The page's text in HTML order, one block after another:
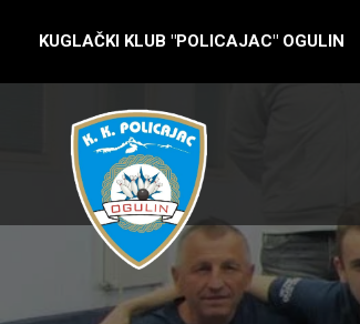
KUGLAČKI KLUB "POLICAJAC" OGULIN